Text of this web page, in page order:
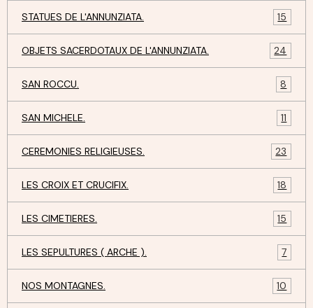
STATUES DE L'ANNUNZIATA. 15
OBJETS SACERDOTAUX DE L'ANNUNZIATA. 24
SAN ROCCU. 8
SAN MICHELE. 11
CEREMONIES RELIGIEUSES. 23
LES CROIX ET CRUCIFIX. 18
LES CIMETIERES. 15
LES SEPULTURES ( ARCHE ). 7
NOS MONTAGNES. 10